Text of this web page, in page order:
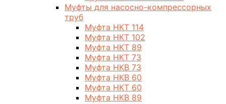
Муфты для насосно-компрессорных
труб
Муфта НКТ 114
Муфта НКТ 102
Муфта НКТ 89
Муфта НКТ 73
Муфта НКВ 73
Муфта НКВ 60
Муфта НКТ 60
Муфта НКВ 89